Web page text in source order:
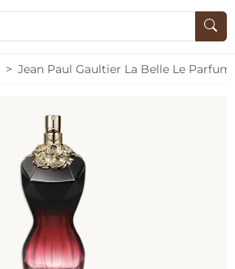
Jean Paul Gaultier La Belle Le Parfum